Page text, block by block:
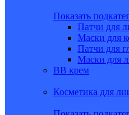
Показать
Патчи для
Маски для
Патчи для
Маски для
BB крем
Косметика для